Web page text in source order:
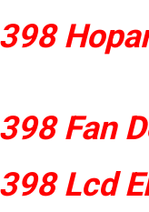
Fan
Lcd